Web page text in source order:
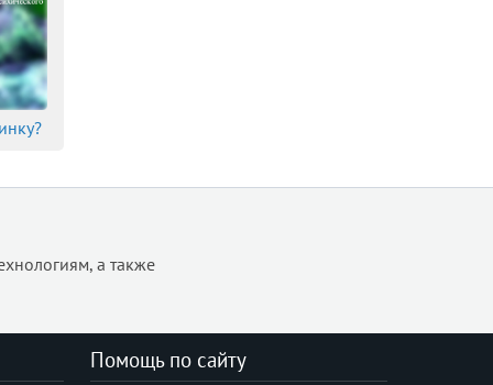
animation-play-state
animation-timing-function
а также
Помощь по сайту